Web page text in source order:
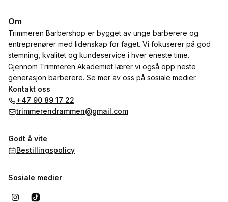
Om
Trimmeren Barbershop er bygget av unge barberere og
entreprenører med lidenskap for faget. Vi fokuserer på god
stemning, kvalitet og kundeservice i hver eneste time.
Gjennom Trimmeren Akademiet lærer vi også opp neste
generasjon barberere. Se mer av oss på sosiale medier.
Kontakt oss
+47 90 89 17 22
trimmerendrammen@gmail.com
Godt å vite
Bestillingspolicy
Sosiale medier